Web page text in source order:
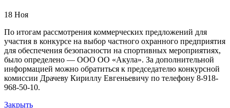
18 Ноя
По итогам рассмотрения коммерческих предложений для
участия в конкурсе на выбор частного охранного предприятия
для обеспечения безопасности на спортивных мероприятиях,
было определено — ООО ОО «Акула». За дополнительной
информацией можно обратиться к председателю конкурсной
комиссии Драчеву Кириллу Евгеньевичу по телефону 8-918-
968-50-10.
Закрыть